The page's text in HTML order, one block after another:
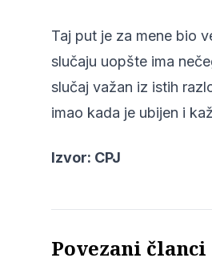
Taj put je za mene bio
slučaju uopšte ima
slučaj važan iz istih
imao kada je ubijen i
Izvor: CPJ
Povezani članci